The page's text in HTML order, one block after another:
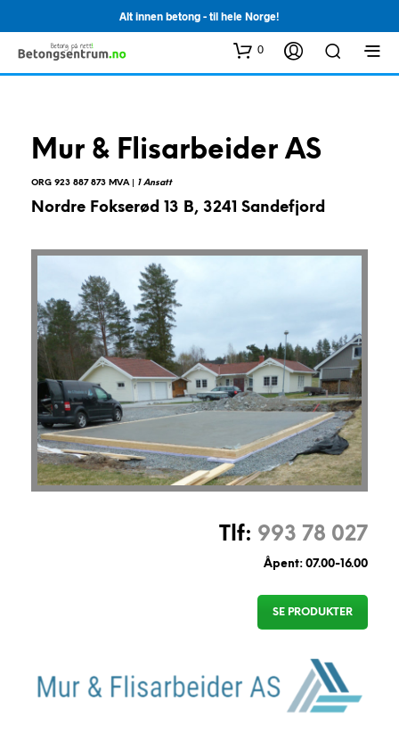
Alt innen betong - til hele Norge!
0
Mur & Flisarbeider AS
ORG 923 887 873 MVA | 1 Ansatt
Nordre Fokserød 13 B, 3241 Sandefjord
Tlf: 993 78 027
Åpent: 07.00-16.00
SE PRODUKTER